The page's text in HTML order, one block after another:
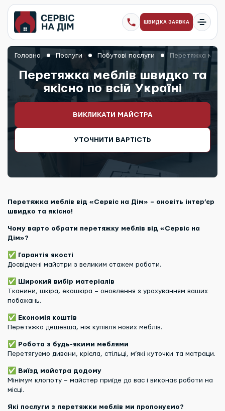
ШВИДКА ЗАЯВКА
Головна Послуги Побутові послуги Перетяжка
Перетяжка меблів швидко та
якісно по всій Україні
ВИКЛИКАТИ МАЙСТРА
УТОЧНИТИ ВАРТІСТЬ
Перетяжка меблів від «Сервіс на Дім» – оновіть інтер’єр
швидко та якісно!
Чому варто обрати перетяжку меблів від «Сервіс на
Дім»?
✅
Гарантія якості
Досвідчені майстри з великим стажем роботи.
✅
Широкий вибір матеріалів
Тканини, шкіра, екошкіра – оновлення з урахуванням ваших
побажань.
✅
Економія коштів
Перетяжка дешевша, ніж купівля нових меблів.
✅
Робота з будь-якими меблями
Перетягуємо дивани, крісла, стільці, м’які куточки та матраци.
✅
Виїзд майстра додому
Мінімум клопоту – майстер приїде до вас і виконає роботи на
місці.
Які послуги з перетяжки меблів ми пропонуємо?